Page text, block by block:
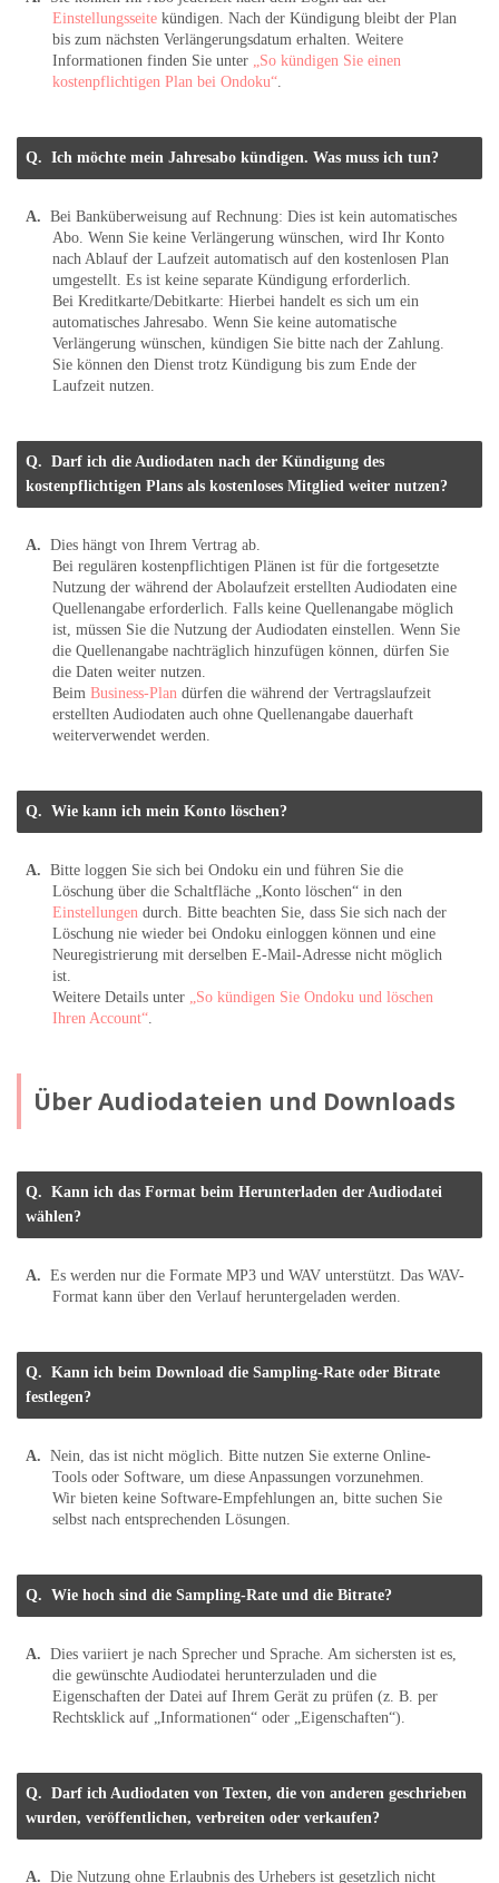
Einstellungsseite kündigen. Nach der Kündigung bleibt der Plan
bis zum nächsten Verlängerungsdatum erhalten. Weitere
Informationen finden Sie unter „So kündigen Sie einen
kostenpflichtigen Plan bei Ondoku“.
Ich möchte mein Jahresabo kündigen. Was muss ich tun?
Bei Banküberweisung auf Rechnung: Dies ist kein automatisches
Abo. Wenn Sie keine Verlängerung wünschen, wird Ihr Konto
nach Ablauf der Laufzeit automatisch auf den kostenlosen Plan
umgestellt. Es ist keine separate Kündigung erforderlich.
Bei Kreditkarte/Debitkarte: Hierbei handelt es sich um ein
automatisches Jahresabo. Wenn Sie keine automatische
Verlängerung wünschen, kündigen Sie bitte nach der Zahlung.
Sie können den Dienst trotz Kündigung bis zum Ende der
Laufzeit nutzen.
Darf ich die Audiodaten nach der Kündigung des
kostenpflichtigen Plans als kostenloses Mitglied weiter nutzen?
Dies hängt von Ihrem Vertrag ab.
Bei regulären kostenpflichtigen Plänen ist für die fortgesetzte
Nutzung der während der Abolaufzeit erstellten Audiodaten eine
Quellenangabe erforderlich. Falls keine Quellenangabe möglich
ist, müssen Sie die Nutzung der Audiodaten einstellen. Wenn Sie
die Quellenangabe nachträglich hinzufügen können, dürfen Sie
die Daten weiter nutzen.
Beim Business-Plan dürfen die während der Vertragslaufzeit
erstellten Audiodaten auch ohne Quellenangabe dauerhaft
weiterverwendet werden.
Wie kann ich mein Konto löschen?
Bitte loggen Sie sich bei Ondoku ein und führen Sie die
Löschung über die Schaltfläche „Konto löschen“ in den
Einstellungen durch. Bitte beachten Sie, dass Sie sich nach der
Löschung nie wieder bei Ondoku einloggen können und eine
Neuregistrierung mit derselben E-Mail-Adresse nicht möglich
ist.
Weitere Details unter „So kündigen Sie Ondoku und löschen
Ihren Account“.
Über Audiodateien und Downloads
Kann ich das Format beim Herunterladen der Audiodatei
wählen?
Es werden nur die Formate MP3 und WAV unterstützt. Das WAV-
Format kann über den Verlauf heruntergeladen werden.
Kann ich beim Download die Sampling-Rate oder Bitrate
festlegen?
Nein, das ist nicht möglich. Bitte nutzen Sie externe Online-
Tools oder Software, um diese Anpassungen vorzunehmen.
Wir bieten keine Software-Empfehlungen an, bitte suchen Sie
selbst nach entsprechenden Lösungen.
Wie hoch sind die Sampling-Rate und die Bitrate?
Dies variiert je nach Sprecher und Sprache. Am sichersten ist es,
die gewünschte Audiodatei herunterzuladen und die
Eigenschaften der Datei auf Ihrem Gerät zu prüfen (z. B. per
Rechtsklick auf „Informationen“ oder „Eigenschaften“).
Darf ich Audiodaten von Texten, die von anderen geschrieben
wurden, veröffentlichen, verbreiten oder verkaufen?
Die Nutzung ohne Erlaubnis des Urhebers ist gesetzlich nicht